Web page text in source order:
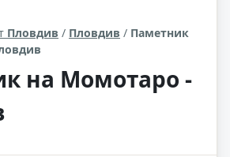
Пловдив / Пловдив / Паметник
на Момотаро -